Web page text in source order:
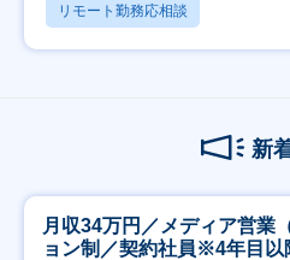
リモート勤務応相談
新
月収34万円／メディア営
ョン制／契約社員※4年目以